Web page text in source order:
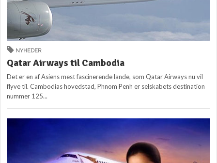
NYHEDER
Qatar Airways til Cambodia
Det er en af Asiens mest fascinerende lande, som Qatar Airways nu vil
flyve til. Cambodias hovedstad, Phnom Penh er selskabets destination
nummer 125...